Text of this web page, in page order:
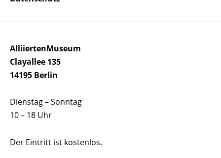
AlliiertenMuseum
Clayallee 135
14195 Berlin
Dienstag – Sonntag
10 – 18 Uhr
Der Eintritt ist kostenlos.